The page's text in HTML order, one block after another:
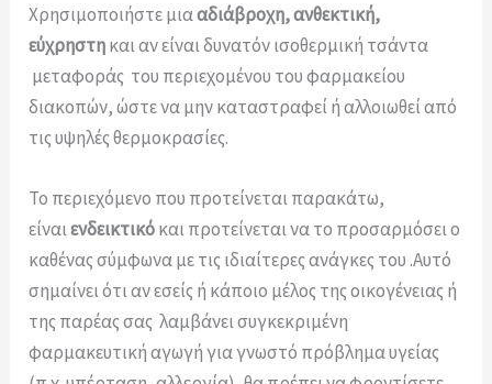
Χρησιμοποιήστε μιααδιάβροχη, ανθεκτική,
εύχρηστηκαι αν είναι δυνατόν ισοθερμική τσάντα
μεταφοράς του περιεχομένου του φαρμακείου
διακοπών, ώστε να μην καταστραφεί ή αλλοιωθεί από
τις υψηλές θερμοκρασίες.
Το περιεχόμενο που προτείνεται παρακάτω,
είναιενδεικτικόκαι προτείνεται να το προσαρμόσει ο
καθένας σύμφωνα με τις ιδιαίτερες ανάγκες του .Αυτό
σημαίνει ότι αν εσείς ή κάποιο μέλος της οικογένειας ή
της παρέας σας λαμβάνει συγκεκριμένη
φαρμακευτική αγωγή για γνωστό πρόβλημα υγείας